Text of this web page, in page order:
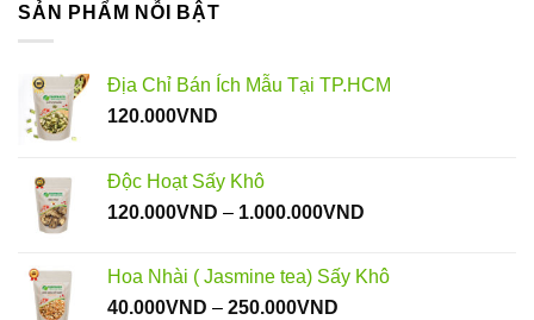
SẢN PHẨM NỖI BẬT
Địa Chỉ Bán Ích Mẫu Tại TP.HCM
120.000VND
Độc Hoạt Sấy Khô
120.000VND – 1.000.000VND
120.000VND
Hoa Nhài ( Jasmine tea) Sấy Khô
40.000VND – 250.000VND